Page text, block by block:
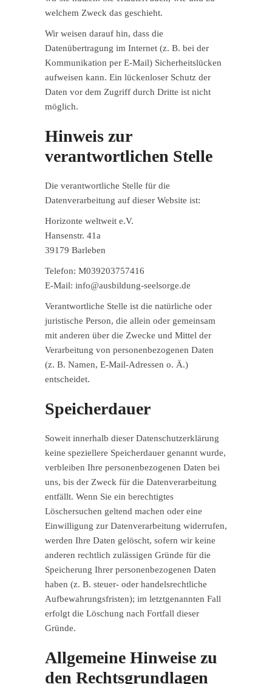
welchem Zweck das geschieht.
Wir weisen darauf hin, dass die
Datenübertragung im Internet (z. B. bei der
Kommunikation per E-Mail) Sicherheitslücken
aufweisen kann. Ein lückenloser Schutz der
Daten vor dem Zugriff durch Dritte ist nicht
möglich.
Hinweis zur
verantwortlichen Stelle
Die verantwortliche Stelle für die
Datenverarbeitung auf dieser Website ist:
Horizonte weltweit e.V.
Hansenstr. 41a
39179 Barleben
Telefon: M039203757416
E-Mail: info@ausbildung-seelsorge.de
Verantwortliche Stelle ist die natürliche oder
juristische Person, die allein oder gemeinsam
mit anderen über die Zwecke und Mittel der
Verarbeitung von personenbezogenen Daten
(z. B. Namen, E-Mail-Adressen o. Ä.)
entscheidet.
Speicherdauer
Soweit innerhalb dieser Datenschutzerklärung
keine speziellere Speicherdauer genannt wurde,
verbleiben Ihre personenbezogenen Daten bei
uns, bis der Zweck für die Datenverarbeitung
entfällt. Wenn Sie ein berechtigtes
Löschersuchen geltend machen oder eine
Einwilligung zur Datenverarbeitung widerrufen,
werden Ihre Daten gelöscht, sofern wir keine
anderen rechtlich zulässigen Gründe für die
Speicherung Ihrer personenbezogenen Daten
haben (z. B. steuer- oder handelsrechtliche
Aufbewahrungsfristen); im letztgenannten Fall
erfolgt die Löschung nach Fortfall dieser
Gründe.
Allgemeine Hinweise zu
den Rechtsgrundlagen